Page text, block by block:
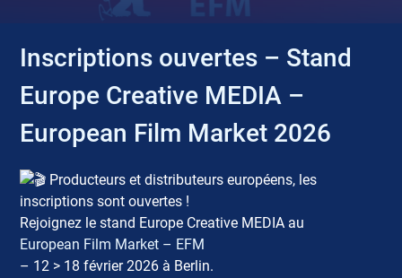
Inscriptions ouvertes – Stand
Europe Creative MEDIA –
European Film Market 2026
Producteurs et distributeurs européens, les
inscriptions sont ouvertes !
Rejoignez le stand Europe Creative MEDIA au
European Film Market – EFM
– 12 > 18 février 2026 à Berlin.